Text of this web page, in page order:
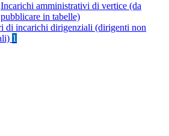
Incarichi amministrativi di vertice (da
pubblicare in tabelle)
di incarichi dirigenziali (dirigenti non
1